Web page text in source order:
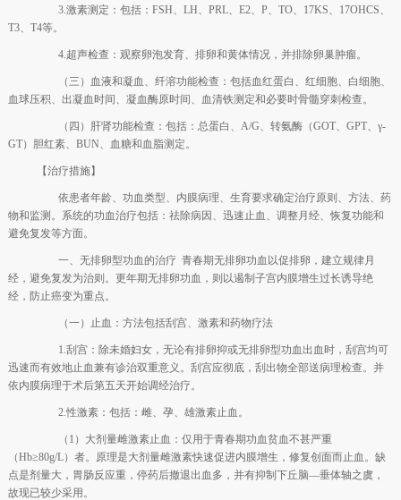
3.激素测定：包括：FSH、LH、PRL、E2、P、TO、17KS、17OHCS、
T3、T4等。
4.超声检查：观察卵泡发育、排卵和黄体情况，并排除卵巢肿瘤。
（三）血液和凝血、纤溶功能检查：包括血红蛋白、红细胞、白细胞、
血球压积、出凝血时间、凝血酶原时间、血清铁测定和必要时骨髓穿刺检查。
（四）肝肾功能检查：包括：总蛋白、A/G、转氨酶（GOT、GPT、γ-
GT）胆红素、BUN、血糖和血脂测定。
【治疗措施】
依患者年龄、功血类型、内膜病理、生育要求确定治疗原则、方法、药
物和监测。系统的功血治疗包括：祛除病因、迅速止血、调整月经、恢复功能和
避免复发等方面。
一、无排卵型功血的治疗 青春期无排卵功血以促排卵，建立规律月
经，避免复发为治则。更年期无排卵功血，则以遏制子宫内膜增生过长诱导绝
经，防止癌变为重点。
（一）止血：方法包括刮宫、激素和药物疗法
1.刮宫：除未婚妇女，无论有排卵抑或无排卵型功血出血时，刮宫均可
迅速而有效地止血兼有诊治双重意义。刮宫应彻底，刮出物全部送病理检查。并
依内膜病理于术后第五天开始调经治疗。
2.性激素：包括：雌、孕、雄激素止血。
（1）大剂量雌激素止血：仅用于青春期功血贫血不甚严重
（Hb≥80g/L）者。原理是大剂量雌激素快速促进内膜增生，修复创面而止血。缺
点是剂量大，胃肠反应重，停药后撤退出血多，并有抑制下丘脑—垂体轴之虞，
故现已较少采用。